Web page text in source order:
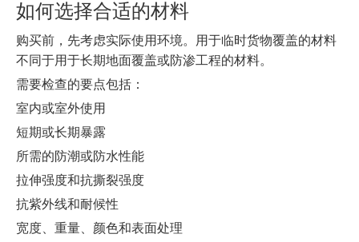
如何选择合适的材料
购买前，先考虑实际使用环境。用于临时货物覆盖的材料
不同于用于长期地面覆盖或防渗工程的材料。
需要检查的要点包括：
室内或室外使用
短期或长期暴露
所需的防潮或防水性能
拉伸强度和抗撕裂强度
抗紫外线和耐候性
宽度、重量、颜色和表面处理